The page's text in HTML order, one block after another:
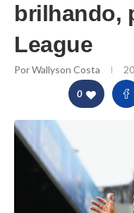
brilhando,
League
PorWallyson Costa
0